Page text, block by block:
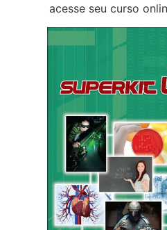
acesse seu curso